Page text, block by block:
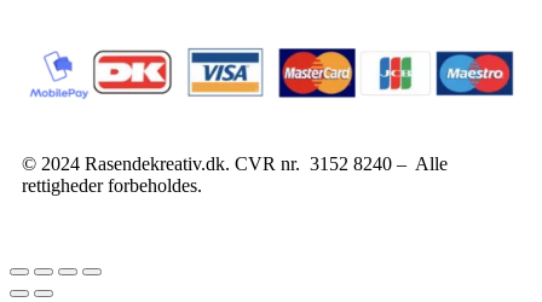
© 2024 Rasendekreativ.dk. CVR nr. 3152 8240 – Alle
rettigheder forbeholdes.